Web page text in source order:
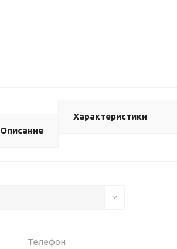
Описание
Характеристики
Телефон